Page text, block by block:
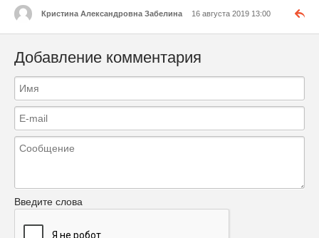
Кристина Александровна Забелина 16 августа 2019 13:00
Добавление комментария
Введите слова